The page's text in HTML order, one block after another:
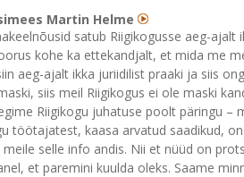
Martin Helme
satub Riigikogusse aeg-
kohe ka ettekandjalt, et mida me
aeg-ajalt ikka juriidilist praaki ja siis
siis meil Riigikogus ei ole maski
Riigikogu juhatuse poolt päringu
töötajatest, kaasa arvatud saadikud,
selle info andis. Nii et nüüd on
et paremini kuulda oleks. Saame